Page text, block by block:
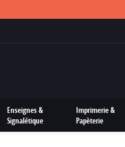
Enseignes &
Signalétique
Imprimerie &
Papèterie